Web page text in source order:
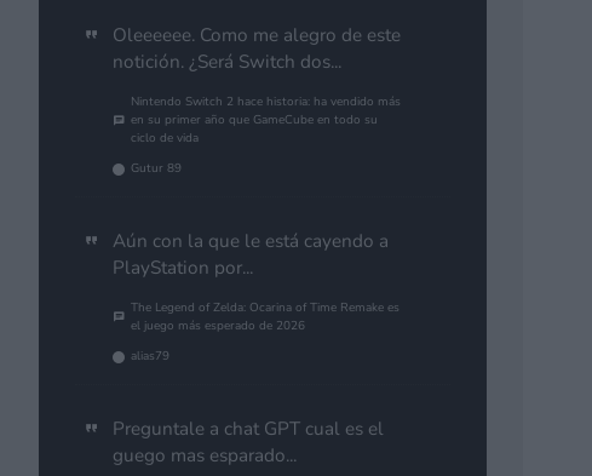
Oleeeeee. Como me alegro de este
notición. ¿Será Switch dos...
Nintendo Switch 2 hace historia: ha vendido más
en su primer año que GameCube en todo su
ciclo de vida
Gutur 89
Aún con la que le está cayendo a
PlayStation por...
The Legend of Zelda: Ocarina of Time Remake es
el juego más esperado de 2026
alias79
Preguntale a chat GPT cual es el
guego mas esparado...